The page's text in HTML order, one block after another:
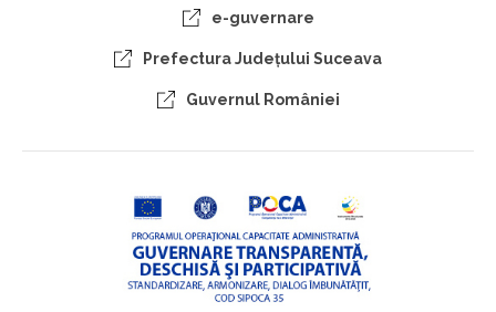
e-guvernare
Prefectura Judeţului Suceava
Guvernul României